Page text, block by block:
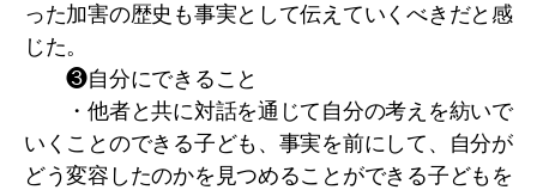
った加害の歴史も事実として伝えていくべきだと感
じた。
❸自分にできること
・他者と共に対話を通じて自分の考えを紡いで
いくことのできる子ども、事実を前にして、自分が
どう変容したのかを見つめることができる子どもを